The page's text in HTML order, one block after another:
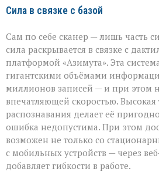
Сила в связке с базой
Сам по себе сканер — лишь часть
сила раскрывается в связке с
платформой «Азимута». Эта
гигантскими объёмами
миллионов записей — и при этом
впечатляющей скоростью. Высокая
распознавания делает её
ошибка недопустима. При этом
возможен не только со
с мобильных устройств — через
добавляет гибкости в работе.